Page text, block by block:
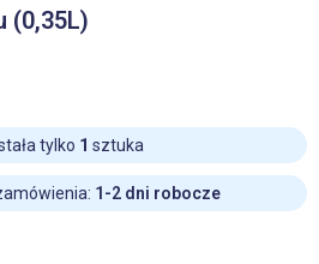
(0,35L)
tylko 1 sztuka
1-2 dni robocze